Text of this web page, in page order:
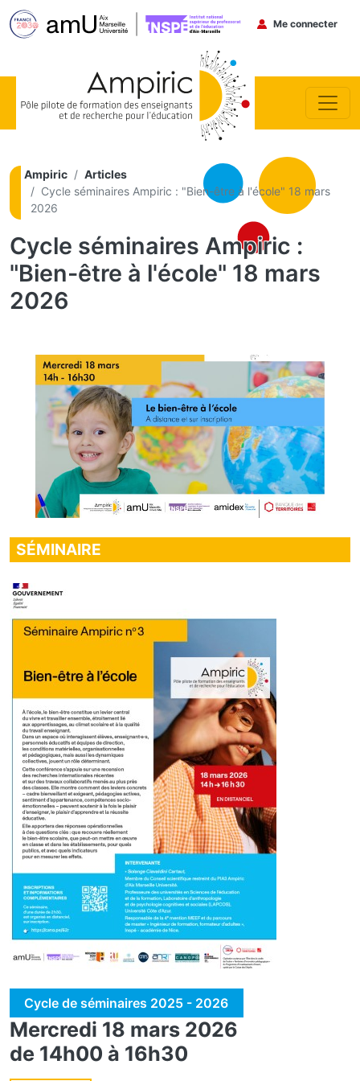
Menu du
Me connecter
Ampiric
Articles
Cycle séminaires Ampiric : "Bien-être à l'école" 18 mars
2026
Cycle séminaires Ampiric :
"Bien-être à l'école" 18 mars
2026
Données
SÉMINAIRE
Cycle de séminaires 2025 - 2026
Mercredi 18 mars 2026
de 14h00 à 16h30